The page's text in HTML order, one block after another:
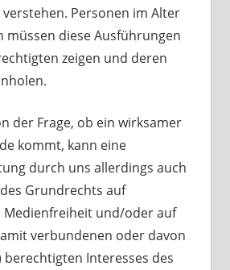
Personen im Alter
müssen diese Ausführungen
zeigen und deren
der Frage, ob ein wirksamer
kommt, kann eine
durch uns allerdings auch
Grundrechts auf
Medienfreiheit und/oder auf
verbundenen oder davon
berechtigten Interesses des